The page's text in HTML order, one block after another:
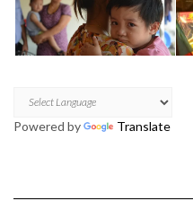
Powered by Translate